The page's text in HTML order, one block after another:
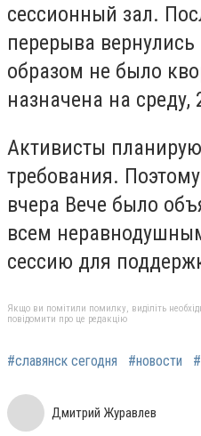
сессионный зал.
перерыва вернулись
образом не было
назначена на среду,
Активисты
требования.
вчера Вече было
всем
сессию для
Якщо ви помітили помилку, виділіть
повідомити про це редакцію
#славянск сегодня #новости
Дмитрий Журавлев